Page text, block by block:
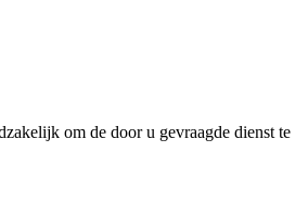
om de door u gevraagde dienst te